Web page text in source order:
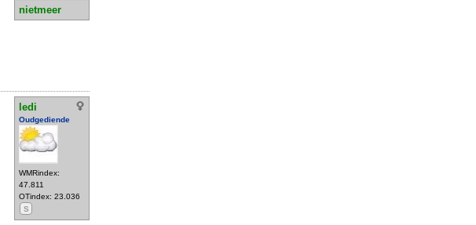
nietmeer
ledi
Oudgediende
WMRindex:
47.811
OTindex: 23.036
S